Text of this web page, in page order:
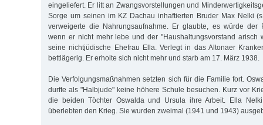
eingeliefert. Er litt an Zwangsvorstellungen und
Sorge um seinen im KZ Dachau inhaftierten Bruder Max Nelki
verweigerte die Nahrungsaufnahme. Er glaubte, es würde der
wenn er nicht mehr lebe und der "Haushaltungsvorstand arisch
seine nichtjüdische Ehefrau Ella. Verlegt in das Altonaer
bettlägerig. Er erholte sich nicht mehr und starb am 17. März 1938.
Die Verfolgungsmaßnahmen setzten sich für die Familie fort.
durfte als "Halbjude" keine höhere Schule besuchen. Kurz vor
die beiden Töchter Oswalda und Ursula ihre Arbeit. Ella
überlebten den Krieg. Sie wurden zweimal (1941 und 1943)